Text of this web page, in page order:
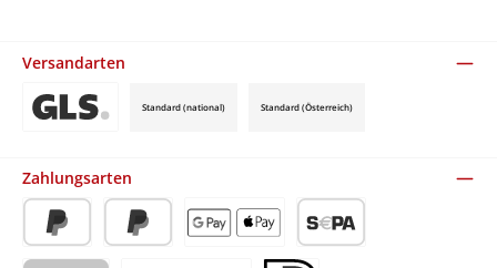
Versandarten
Standard (national) Standard (Österreich)
Zahlungsarten
PayPal Später BezahlenApple Pay / Google Pay (via Stripe)
SEPA-Lastschrift (via Stripe)